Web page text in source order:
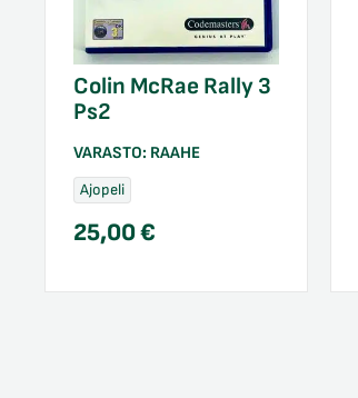
Colin McRae Rally 3
Ps2
VARASTO: RAAHE
Ajopeli
25,00€